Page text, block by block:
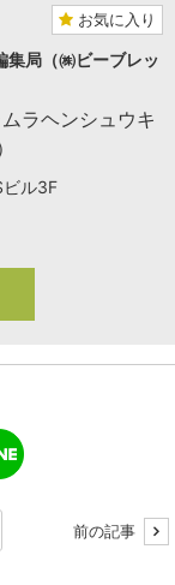
お気に入り
集局（㈱ビーブレッ
ラヘンシュウキ
ル3F
前の記事